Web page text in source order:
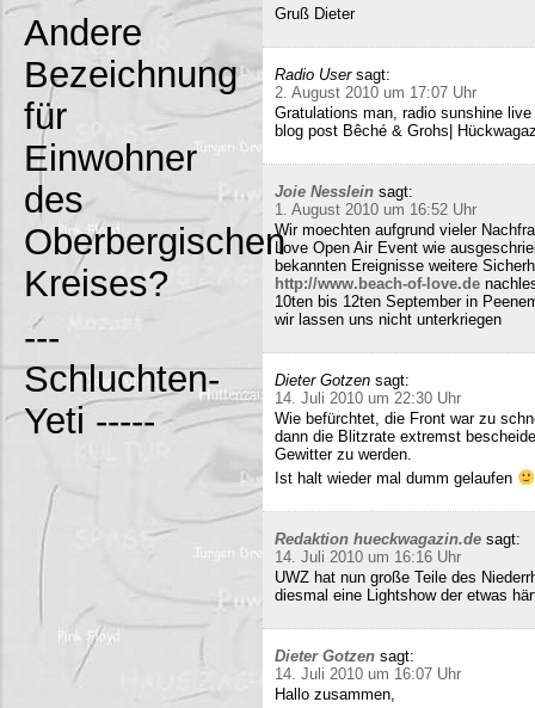
Andere
Bezeichnung
für
Einwohner
des
Oberbergischen
Kreises?
---
Schluchten-
Yeti -----
Gruß Dieter
Radio User sagt:
2. August 2010 um 17:07 Uhr
Gratulations man, radio sunshine
blog post Bêché & Grohs|
Joie Nesslein sagt:
1. August 2010 um 16:52 Uhr
Wir moechten aufgrund vieler
Love Open Air Event wie
bekannten Ereignisse weitere
http://www.beach-of-love.de
10ten bis 12ten September in
wir lassen uns nicht unterkriegen
Dieter Gotzen sagt:
14. Juli 2010 um 22:30 Uhr
Wie befürchtet, die Front war zu
dann die Blitzrate extremst
Gewitter zu werden.
Ist halt wieder mal dumm gelaufen
Redaktion hueckwagazin.de sagt:
14. Juli 2010 um 16:16 Uhr
UWZ hat nun große Teile des
diesmal eine Lightshow der etwas
Dieter Gotzen sagt:
14. Juli 2010 um 16:07 Uhr
Hallo zusammen,